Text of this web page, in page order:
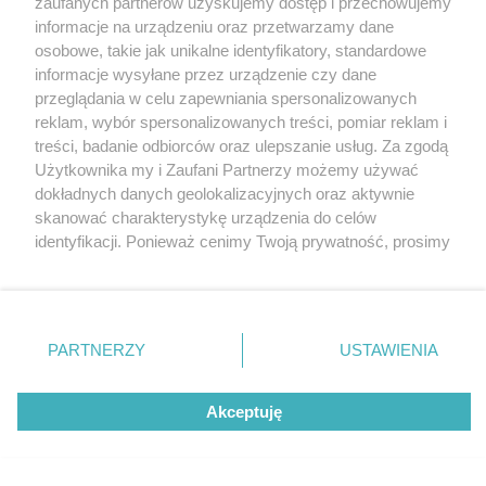
Tarnowskie Góry
Ruda Śląska
Świętochłowice
Tychy
Bytom
Katowice
Gliwice
Zabrze
Zagłębie
Pogoda
Noclegi
Reklama
Redakcja
informacje na urządzeniu oraz przetwarzamy dane
osobowe, takie jak unikalne identyfikatory, standardowe
informacje wysyłane przez urządzenie czy dane
przeglądania w celu zapewniania spersonalizowanych
reklam, wybór spersonalizowanych treści, pomiar reklam i
treści, badanie odbiorców oraz ulepszanie usług. Za zgodą
Użytkownika my i Zaufani Partnerzy możemy używać
dokładnych danych geolokalizacyjnych oraz aktywnie
skanować charakterystykę urządzenia do celów
identyfikacji. Ponieważ cenimy Twoją prywatność, prosimy
prywatności znajdujący się w lewym dolnym rogu strony
. Niektóre rodzaje przetwarzania danych nie wymagają
zgody użytkownika, ale masz prawo sprzeciwić się
takiemu przetwarzaniu. Preferencje będą miały
zastosowania tylko na tej witrynie.
PARTNERZY USTAWIENIA
Akceptuję